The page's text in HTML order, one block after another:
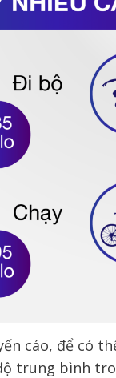
cáo, để có
trung bình